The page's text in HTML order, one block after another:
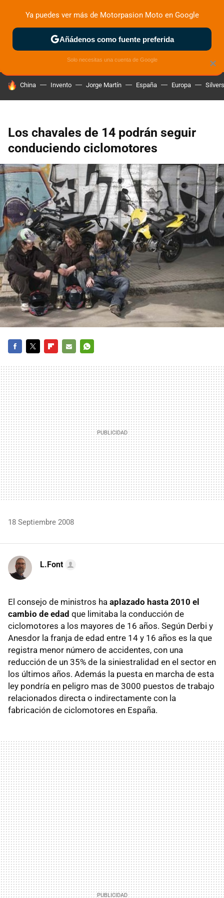
ZONA DE PRUEBAS DEPORTIVAS MOTOS ELÉCTRICAS
HOY SE HABLA DE
China Invento Jorge Martín España Europa
Los chavales de 14 podrán seguir
conduciendo ciclomotores
MAIL
18 Septiembre 2008
L.Font
El consejo de ministros ha aplazado hasta 2010 el
cambio de edad que limitaba la conducción de
ciclomotores a los mayores de 16 años. Según Derbi y
Anesdor la franja de edad entre 14 y 16 años es la que
registra menor número de accidentes, con una
reducción de un 35% de la siniestralidad en el sector en
los últimos años. Además la puesta en marcha de esta
ley pondría en peligro mas de 3000 puestos de trabajo
relacionados directa o indirectamente con la
fabricación de ciclomotores en España.
×
Ya puedes ver más de Motorpasion Moto en Google
Añádenos como fuente preferida
Solo necesitas una cuenta de Google